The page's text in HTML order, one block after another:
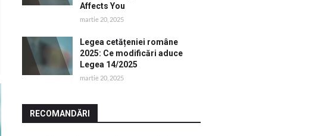
Affects You
martie 20, 2025
Legea cetățeniei române
2025: Ce modificări aduce
Legea 14/2025
martie 20, 2025
RECOMANDĂRI